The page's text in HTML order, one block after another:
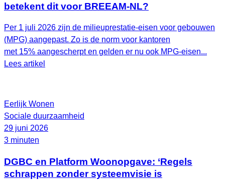
betekent dit voor BREEAM-NL?
Per 1 juli 2026 zijn de milieuprestatie-eisen voor gebouwen
(MPG) aangepast. Zo is de norm voor kantoren
met 15% aangescherpt en gelden er nu ook MPG-eisen...
Lees artikel
Eerlijk Wonen
Sociale duurzaamheid
29 juni 2026
3 minuten
DGBC en Platform Woonopgave: ‘Regels
schrappen zonder systeemvisie is